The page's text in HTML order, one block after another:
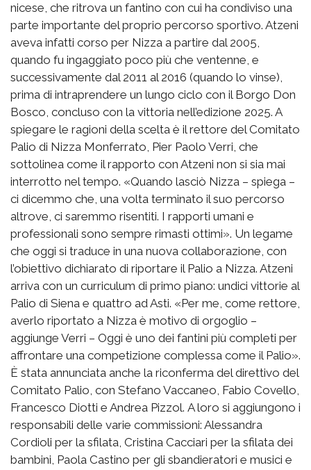
nicese, che ritrova un fantino con cui ha condiviso una
parte importante del proprio percorso sportivo. Atzeni
aveva infatti corso per Nizza a partire dal 2005,
quando fu ingaggiato poco più che ventenne, e
successivamente dal 2011 al 2016 (quando lo vinse),
prima di intraprendere un lungo ciclo con il Borgo Don
Bosco, concluso con la vittoria nell’edizione 2025. A
spiegare le ragioni della scelta è il rettore del Comitato
Palio di Nizza Monferrato, Pier Paolo Verri, che
sottolinea come il rapporto con Atzeni non si sia mai
interrotto nel tempo. «Quando lasciò Nizza – spiega –
ci dicemmo che, una volta terminato il suo percorso
altrove, ci saremmo risentiti. I rapporti umani e
professionali sono sempre rimasti ottimi». Un legame
che oggi si traduce in una nuova collaborazione, con
l’obiettivo dichiarato di riportare il Palio a Nizza. Atzeni
arriva con un curriculum di primo piano: undici vittorie al
Palio di Siena e quattro ad Asti. «Per me, come rettore,
averlo riportato a Nizza è motivo di orgoglio –
aggiunge Verri – Oggi è uno dei fantini più completi per
affrontare una competizione complessa come il Palio».
È stata annunciata anche la riconferma del direttivo del
Comitato Palio, con Stefano Vaccaneo, Fabio Covello,
Francesco Diotti e Andrea Pizzol. A loro si aggiungono i
responsabili delle varie commissioni: Alessandra
Cordioli per la sfilata, Cristina Cacciari per la sfilata dei
bambini, Paola Castino per gli sbandieratori e musici e